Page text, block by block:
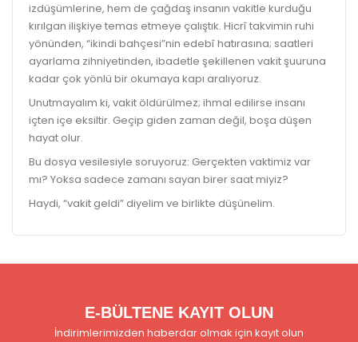
izdüşümlerine, hem de çağdaş insanın vakitle kurduğu
kırılgan ilişkiye temas etmeye çalıştık. Hicrî takvimin ruhi
yönünden, “ikindi bahçesi”nin edebî hatırasına; saatleri
ayarlama zihniyetinden, ibadetle şekillenen vakit şuuruna
kadar çok yönlü bir okumaya kapı aralıyoruz.
Unutmayalım ki, vakit öldürülmez; ihmal edilirse insanı
içten içe eksiltir. Geçip giden zaman değil, boşa düşen
hayat olur.
Bu dosya vesilesiyle soruyoruz: Gerçekten vaktimiz var
mı? Yoksa sadece zamanı sayan birer saat miyiz?
Haydi, “vakit geldi” diyelim ve birlikte düşünelim.
E-BÜLTENE KAYIT OLUN
İndirimlerimizden haberdar olmak için kayıt olun